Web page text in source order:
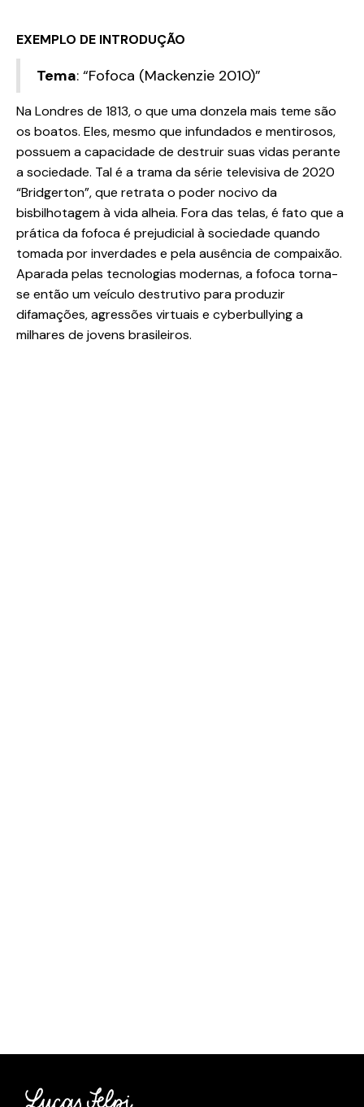
EXEMPLO DE INTRODUÇÃO
Tema: “Fofoca (Mackenzie 2010)”
Na Londres de 1813, o que uma donzela mais teme são
os boatos. Eles, mesmo que infundados e mentirosos,
possuem a capacidade de destruir suas vidas perante
a sociedade. Tal é a trama da série televisiva de 2020
“Bridgerton”, que retrata o poder nocivo da
bisbilhotagem à vida alheia. Fora das telas, é fato que a
prática da fofoca é prejudicial à sociedade quando
tomada por inverdades e pela ausência de compaixão.
Aparada pelas tecnologias modernas, a fofoca torna-
se então um veículo destrutivo para produzir
difamações, agressões virtuais e cyberbullying a
milhares de jovens brasileiros.